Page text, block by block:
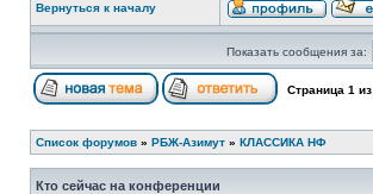
Вернуться к началу
Показать сообщения за:
Страница 1 из
Список форумов » РБЖ-Азимут » КЛАССИКА НФ
Кто сейчас на конференции